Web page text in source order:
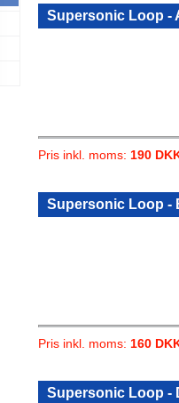
Supersonic Loop -
Pris inkl. moms: 190
Supersonic Loop -
Pris inkl. moms: 160
Supersonic Loop -